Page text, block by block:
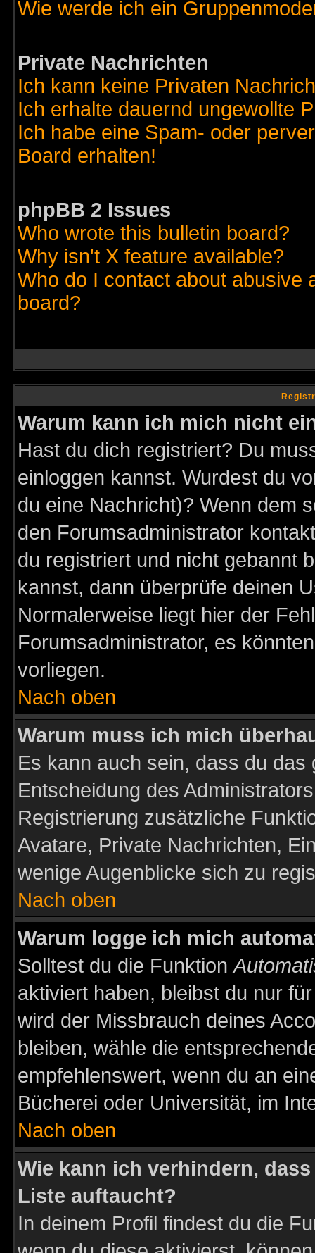
Wie werde ich ein
Private Nachrichten
Ich kann keine Privaten
Ich erhalte dauernd ungewollte
Ich habe eine Spam- oder
Board erhalten!
phpBB 2 Issues
Who wrote this bulletin board?
Why isn't X feature available?
Who do I contact about abusive
board?
Warum kann ich mich nicht
Hast du dich registriert? Du
einloggen kannst. Wurdest du
du eine Nachricht)? Wenn dem
den Forumsadministrator
du registriert und nicht gebannt
kannst, dann überprüfe deinen
Normalerweise liegt hier der
Forumsadministrator, es
vorliegen.
Nach oben
Warum muss ich mich
Es kann auch sein, dass du
Entscheidung des
Registrierung zusätzliche
Avatare, Private Nachrichten,
wenige Augenblicke sich zu
Nach oben
Warum logge ich mich
Solltest du die Funktion
aktiviert haben, bleibst du nur
wird der Missbrauch deines
bleiben, wähle die
empfehlenswert, wenn du an
Bücherei oder Universität, im
Nach oben
Wie kann ich verhindern,
Liste auftaucht?
In deinem Profil findest du die